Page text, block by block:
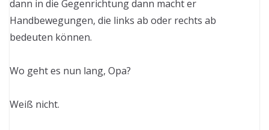
dann in die Gegenrichtung dann macht er
Handbewegungen, die links ab oder rechts ab
bedeuten können.
Wo geht es nun lang, Opa?
Weiß nicht.